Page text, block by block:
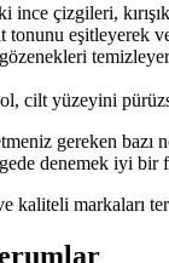
ince çizgileri,
eşitleyerek
cilt yüzeyini
gereken
denemek iyi
kaliteli markaları